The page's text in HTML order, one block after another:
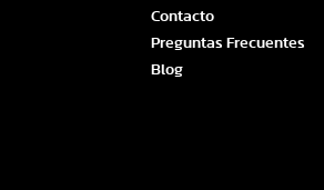
Contacto
Preguntas Frecuentes
Blog